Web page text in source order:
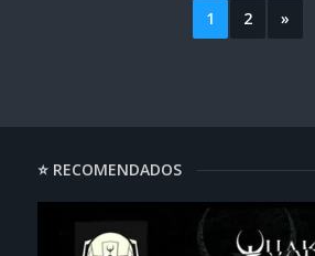
1 2 »
⭐ RECOMENDADOS